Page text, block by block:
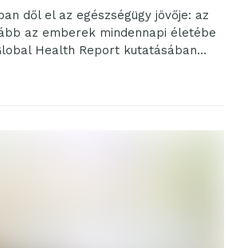
dől el az egészségügy jövője: az
az emberek mindennapi életébe
Health Report kutatásában...